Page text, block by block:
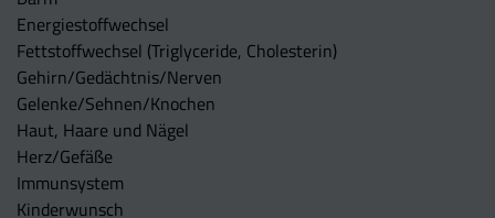
Energiestoffwechsel
Fettstoffwechsel (Triglyceride, Cholesterin)
Gehirn/Gedächtnis/Nerven
Gelenke/Sehnen/Knochen
Haut, Haare und Nägel
Herz/Gefäße
Immunsystem
Kinderwunsch